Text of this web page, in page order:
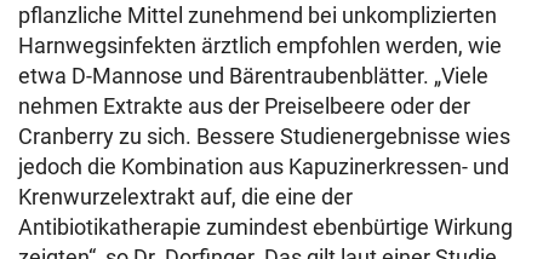
pflanzliche Mittel zunehmend bei unkomplizierten
Harnwegsinfekten ärztlich empfohlen werden, wie
etwa D-Mannose und Bärentraubenblätter. „Viele
nehmen Extrakte aus der Preiselbeere oder der
Cranberry zu sich. Bessere Studienergebnisse wies
jedoch die Kombination aus Kapuzinerkressen- und
Krenwurzelextrakt auf, die eine der
Antibiotikatherapie zumindest ebenbürtige Wirkung